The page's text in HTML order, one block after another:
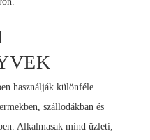
használják különféle
szállodákban és
Alkalmasak mind üzleti,